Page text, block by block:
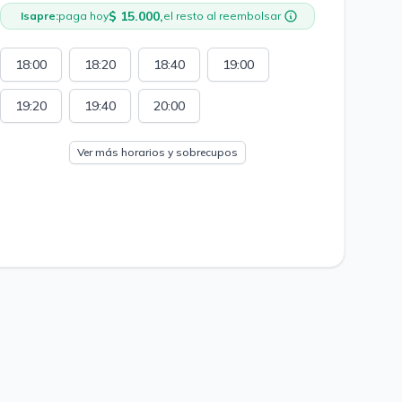
Isapre:paga hoy$ 15.000,el resto al reembolsar
18:00 18:20 18:40 19:00
19:20 19:40 20:00
Ver más horarios y sobrecupos